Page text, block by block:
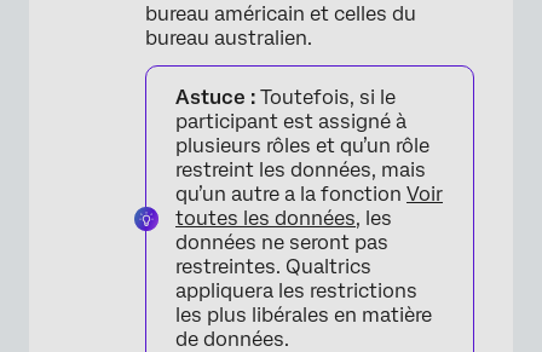
bureau américain et celles du
bureau australien.
Astuce : Toutefois, si le
participant est assigné à
plusieurs rôles et qu’un rôle
restreint les données, mais
qu’un autre a la fonction Voir
toutes les données, les
données ne seront pas
restreintes. Qualtrics
appliquera les restrictions
les plus libérales en matière
de données.